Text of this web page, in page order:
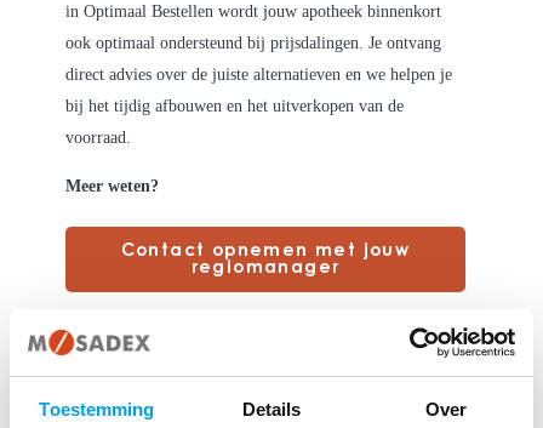
Toestemming Details Over
in Optimaal Bestellen wordt jouw apotheek binnenkort
ook optimaal ondersteund bij prijsdalingen. Je ontvang
direct advies over de juiste alternatieven en we helpen je
bij het tijdig afbouwen en het uitverkopen van de
voorraad.
Meer weten?
Contact opnemen met jouw
regiomanager
Vind je dit misschien ook interessant?